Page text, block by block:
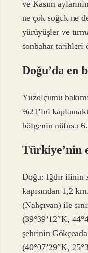
ve Kasım
ne çok soğuk ne
yürüyüşler ve
sonbahar tarihleri
Doğu’da en
Yüzölçümü
%21’ini
bölgenin nüfusu
Türkiye’nin
Doğu: Iğdır ilinin
kapısından 1,2
(Nahçıvan) ile
(39°39’12″K,
şehrinin
(40°07’29″K,